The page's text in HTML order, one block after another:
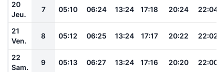
20
Jeu.
7 05:10 06:24 13:24 17:18 20:24 22:04
21
Ven.
8 05:12 06:25 13:24 17:17 20:22 22:02
22
Sam.
9 05:13 06:27 13:24 17:16 20:20 22:00